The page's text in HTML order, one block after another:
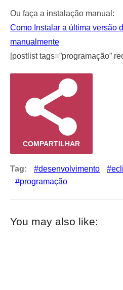
Ou faça a instalação manual:
Como Instalar a última versão
manualmente
[postlist tags=”programação”
COMPARTILHAR
Tag: desenvolvimento
programação
You may also like: